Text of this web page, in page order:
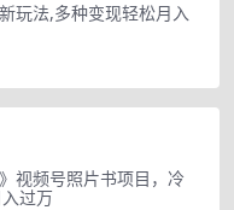
玩法,多种变现轻松月入
视频号照片书项目，冷
过万